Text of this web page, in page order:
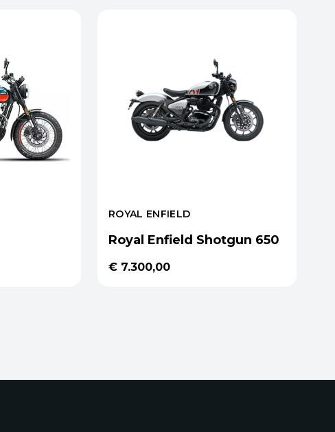
ROYAL ENFIELD
Royal Enfield Shotgun 650
€ 7.300,00